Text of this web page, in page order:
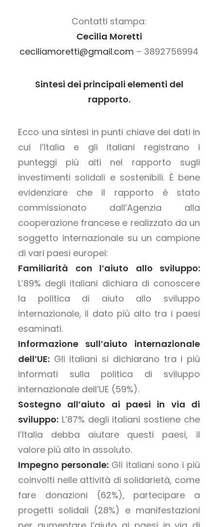
Contatti stampa:
Cecilia Moretti
ceciliamoretti@gmail.com – 3892756994
Sintesi dei principali elementi del
rapporto.
Ecco una sintesi in punti chiave dei dati in
cui l’Italia e gli italiani registrano i
punteggi più alti nel rapporto sugli
investimenti solidali e sostenibili. È bene
evidenziare che il rapporto è stato
commissionato dall’Agenzia alla
cooperazione francese e realizzato da un
soggetto internazionale su un campione
di vari paesi europei:
Familiarità con l’aiuto allo sviluppo:
L’89% degli italiani dichiara di conoscere
la politica di aiuto allo sviluppo
internazionale, il dato più alto tra i paesi
esaminati.
Informazione sull’aiuto internazionale
dell’UE: Gli italiani si dichiarano tra i più
informati sulla politica di sviluppo
internazionale dell’UE (59%).
Sostegno all’aiuto ai paesi in via di
sviluppo: L’87% degli italiani sostiene che
l’Italia debba aiutare questi paesi, il
valore più alto in assoluto.
Impegno personale: Gli italiani sono i più
coinvolti nelle attività di solidarietà, come
fare donazioni (62%), partecipare a
progetti solidali (28%) e manifestazioni